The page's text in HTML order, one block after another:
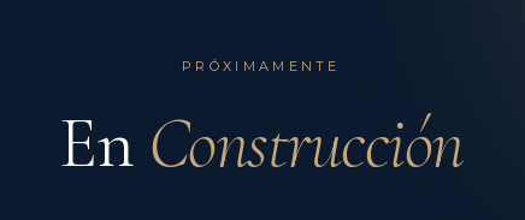
PRÓXIMAMENTE
En Construcción